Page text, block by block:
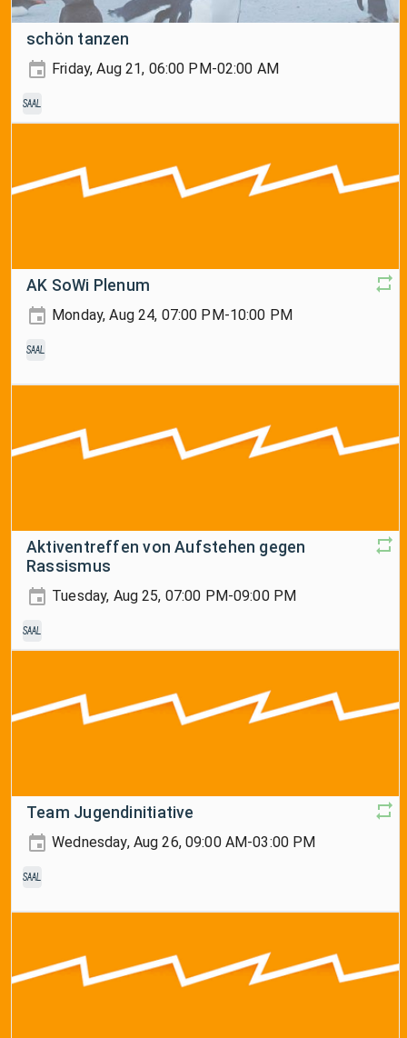
schön tanzen
Friday, Aug 21, 06:00 PM-02:00 AM
Saal
AK SoWi Plenum
Monday, Aug 24, 07:00 PM-10:00 PM
Saal
Aktiventreffen von Aufstehen gegen
Rassismus
Tuesday, Aug 25, 07:00 PM-09:00 PM
Saal
Team Jugendinitiative
Wednesday, Aug 26, 09:00 AM-03:00 PM
Saal